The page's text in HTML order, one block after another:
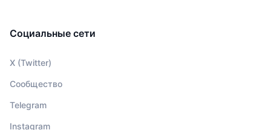
Социальные сети
X (Twitter)
Сообщество
Telegram
Instagram